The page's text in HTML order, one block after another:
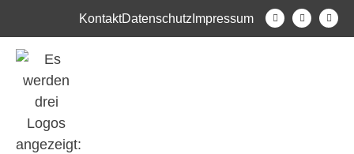
KontaktDatenschutz Impressum